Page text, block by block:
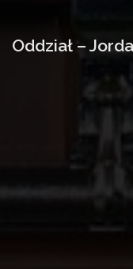
Oddział –